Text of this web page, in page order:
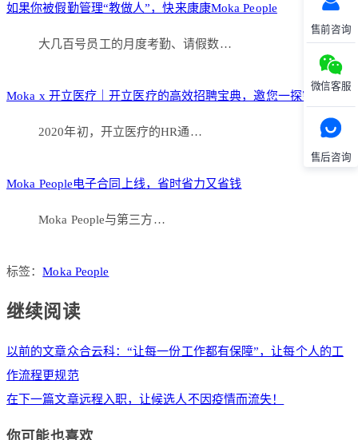
售前咨询
微信客服
售后咨询
如果你被假勤管理“教做人”，快来康康Moka People
大几百号员工的月度考勤、请假数…
Moka x 开立医疗｜开立医疗的高效招聘宝典，邀您一探究竟
2020年初，开立医疗的HR通…
Moka People电子合同上线，省时省力又省钱
Moka People与第三方…
标签：Moka People
继续阅读
以前的文章众合云科：“让每一份工作都有保障”，让每个人的工
作流程更规范
在下一篇文章远程入职，让候选人不因疫情而流失！
你可能也喜欢